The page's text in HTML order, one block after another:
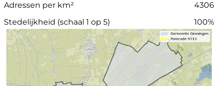
Adressen per km²
4306
Stedelijkheid (schaal 1 op 5)
100%